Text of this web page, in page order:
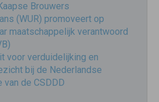
Brouwers
(WUR) promoveert op
maatschappelijk verantwoord
voor verduidelijking en
bij de Nederlandse
van de CSDDD